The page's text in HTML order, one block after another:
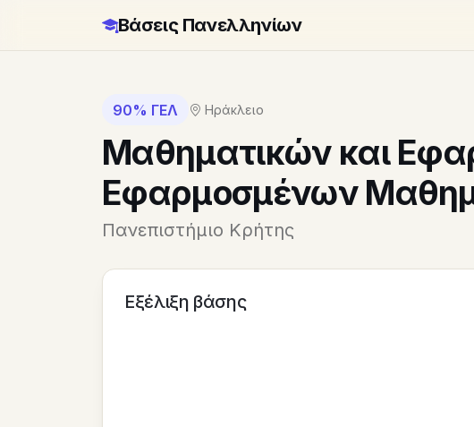
Βάσεις Πανελληνίων
90% ΓΕΛ Ηράκλειο
Μαθηματικών και
Εφαρμοσμένων
Πανεπιστήμιο Κρήτης
Εξέλιξη βάσης